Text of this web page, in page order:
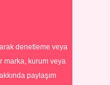
denetleme veya
marka, kurum veya
paylaşım